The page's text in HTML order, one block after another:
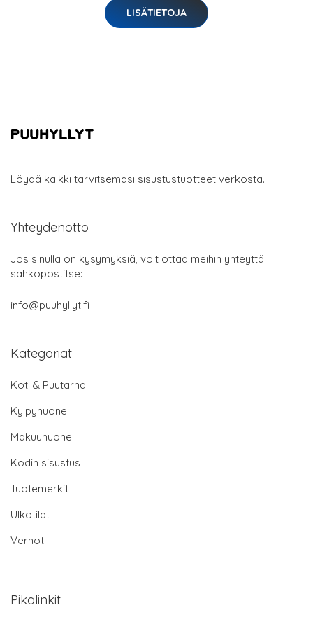
LISÄTIETOJA
Löydä kaikki tarvitsemasi sisustustuotteet verkosta.
Yhteydenotto
Jos sinulla on kysymyksiä, voit ottaa meihin yhteyttä
sähköpostitse:
info@puuhyllyt.fi
Kategoriat
Koti & Puutarha
Kylpyhuone
Makuuhuone
Kodin sisustus
Tuotemerkit
Ulkotilat
Verhot
Pikalinkit